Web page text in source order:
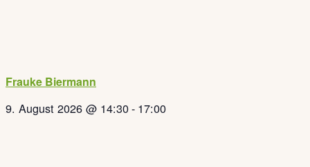
Frauke Biermann
9. August 2026 @ 14:30- 17:00